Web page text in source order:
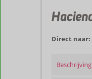
Direct naar:
Beschrijving